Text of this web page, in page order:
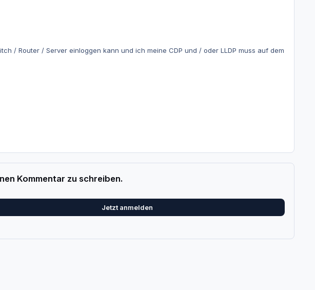
/ Router / Server einloggen kann und ich meine CDP und / oder LLDP muss auf dem
Kommentar zu schreiben.
Jetzt anmelden